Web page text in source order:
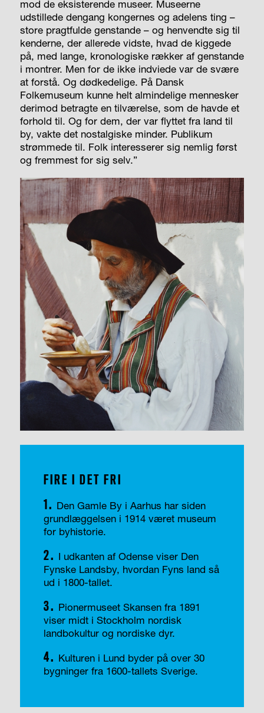
mod de eksisterende museer. Museerne
udstillede dengang kongernes og adelens ting –
store pragtfulde genstande – og henvendte sig til
kenderne, der allerede vidste, hvad de kiggede
på, med lange, kronologiske rækker af genstande
i montrer. Men for de ikke indviede var de svære
at forstå. Og dødkedelige. På Dansk
Folkemuseum kunne helt almindelige mennesker
der­imod betragte en tilværelse, som de havde et
forhold til. Og for dem, der var flyttet fra land til
by, vakte det nostalgiske minder. Publikum
strømmede til. Folk interesserer sig nemlig først
og fremmest for sig selv.”
FIRE I DET FRI
1. Den Gamle By i Aarhus har siden
grundlæggelsen i 1914 været museum
for byhistorie.
2. I udkanten af Odense viser Den
Fynske Landsby, hvordan Fyns land så
ud i 1800-tallet.
3. Pionermuseet Skansen fra 1891
viser midt i Stockholm nordisk
landbokultur og nordiske dyr.
4. Kulturen i Lund byder på over 30
bygninger fra 1600-tallets Sverige.